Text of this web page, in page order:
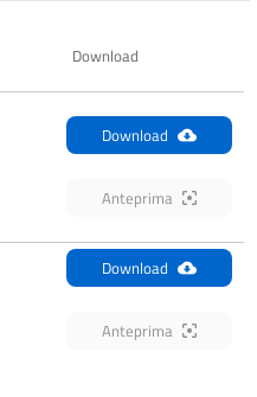
Download
Download
Anteprima
Download
Anteprima